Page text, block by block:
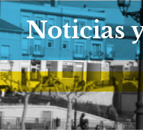
Noticias